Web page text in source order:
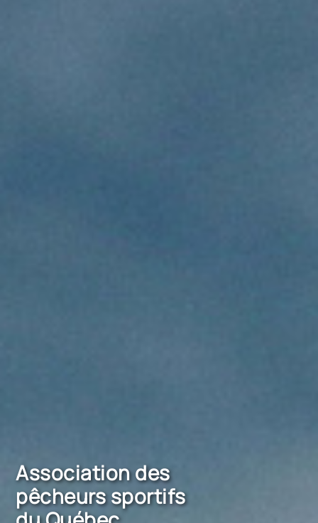
Association des
pêcheurs sportifs